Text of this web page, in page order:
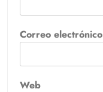
Correo electrónico
Web